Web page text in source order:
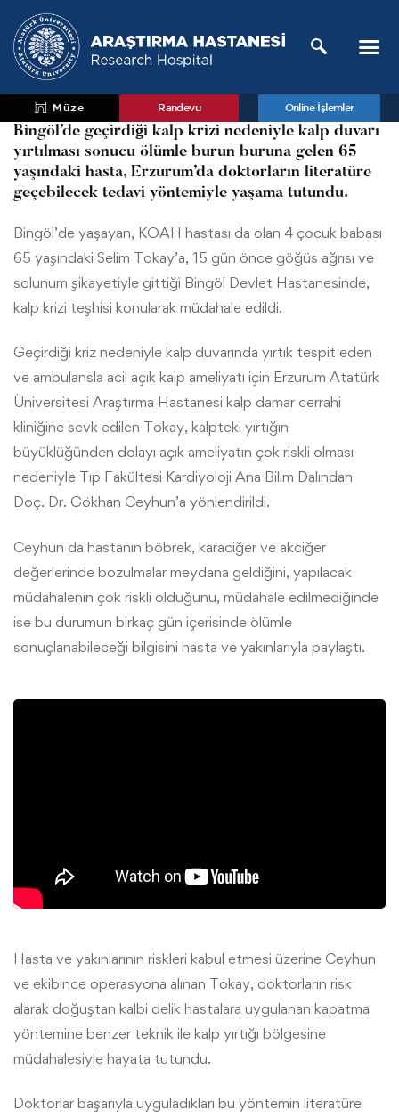
Müze Randevu Online İşlemler
Bingöl’de geçirdiği kalp krizi nedeniyle kalp duvarı
yırtılması sonucu ölümle burun buruna gelen 65
yaşındaki hasta, Erzurum’da doktorların literatüre
geçebilecek tedavi yöntemiyle yaşama tutundu.
Bingöl’de yaşayan, KOAH hastası da olan 4 çocuk babası
65 yaşındaki Selim Tokay’a, 15 gün önce göğüs ağrısı ve
solunum şikayetiyle gittiği Bingöl Devlet Hastanesinde,
kalp krizi teşhisi konularak müdahale edildi.
Geçirdiği kriz nedeniyle kalp duvarında yırtık tespit eden
ve ambulansla acil açık kalp ameliyatı için Erzurum Atatürk
Üniversitesi Araştırma Hastanesi kalp damar cerrahi
kliniğine sevk edilen Tokay, kalpteki yırtığın
büyüklüğünden dolayı açık ameliyatın çok riskli olması
nedeniyle Tıp Fakültesi Kardiyoloji Ana Bilim Dalından
Doç. Dr. Gökhan Ceyhun’a yönlendirildi.
Ceyhun da hastanın böbrek, karaciğer ve akciğer
değerlerinde bozulmalar meydana geldiğini, yapılacak
müdahalenin çok riskli olduğunu, müdahale edilmediğinde
ise bu durumun birkaç gün içerisinde ölümle
sonuçlanabileceği bilgisini hasta ve yakınlarıyla paylaştı.
Hasta ve yakınlarının riskleri kabul etmesi üzerine Ceyhun
ve ekibince operasyona alınan Tokay, doktorların risk
alarak doğuştan kalbi delik hastalara uygulanan kapatma
yöntemine benzer teknik ile kalp yırtığı bölgesine
müdahalesiyle hayata tutundu.
Doktorlar başarıyla uyguladıkları bu yöntemin literatüre